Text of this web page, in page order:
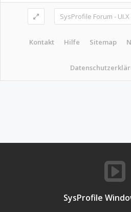
SysProfile Forum - UI.X
Kontakt Hilfe Sitemap
SysProfile